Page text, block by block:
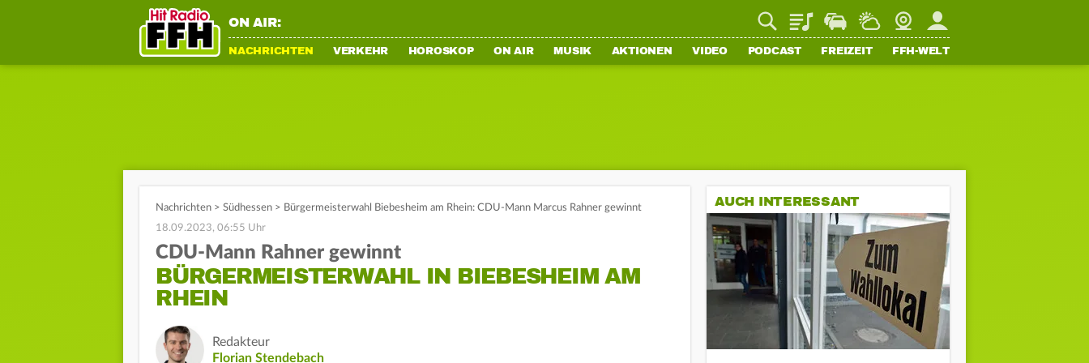
ON AIR: PlaylistStaupilotWetterWebcamMein FFH
NACHRICHTEN VERKEHR HOROSKOP ON AIR MUSIK AKTIONEN VIDEO PODCAST FREIZEIT FFH-WELT
Nachrichten > Südhessen > Bürgermeisterwahl Biebesheim am Rhein: CDU-Mann Marcus Rahner gewinnt
18.09.2023, 06:55 Uhr
CDU-Mann Rahner gewinnt
BÜRGERMEISTERWAHL IN BIEBESHEIM AM
RHEIN
Redakteur
Florian Stendebach
AUCH INTERESSANT